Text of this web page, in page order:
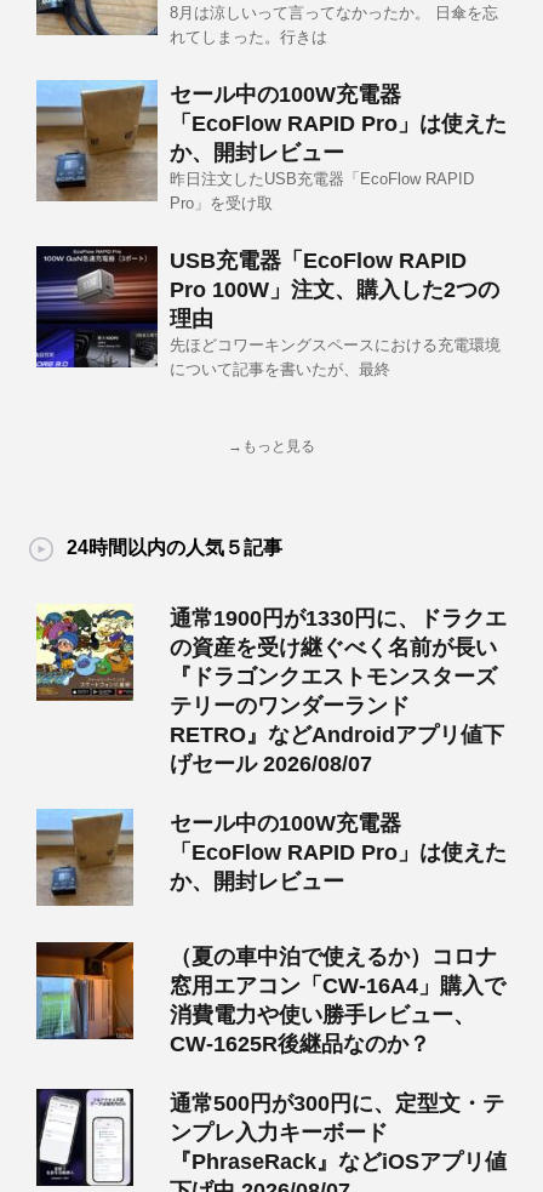
8月は涼しいって言ってなかったか。 日傘を忘
れてしまった。行きは
セール中の100W充電器
「EcoFlow RAPID Pro」は使えた
か、開封レビュー
昨日注文したUSB充電器「EcoFlow RAPID
Pro」を受け取
USB充電器「EcoFlow RAPID
Pro 100W」注文、購入した2つの
理由
先ほどコワーキングスペースにおける充電環境
について記事を書いたが、最終
→もっと見る
24時間以内の人気５記事
通常1900円が1330円に、ドラクエ
の資産を受け継ぐべく名前が長い
『ドラゴンクエストモンスターズ
テリーのワンダーランド
RETRO』などAndroidアプリ値下
げセール 2026/08/07
セール中の100W充電器
「EcoFlow RAPID Pro」は使えた
か、開封レビュー
（夏の車中泊で使えるか）コロナ
窓用エアコン「CW-16A4」購入で
消費電力や使い勝手レビュー、
CW-1625R後継品なのか？
通常500円が300円に、定型文・テ
ンプレ入力キーボード
『PhraseRack』などiOSアプリ値